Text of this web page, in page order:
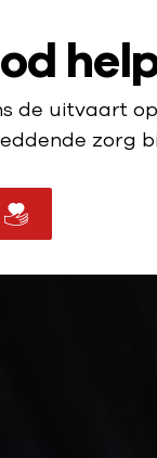
de uitvaart
zorg